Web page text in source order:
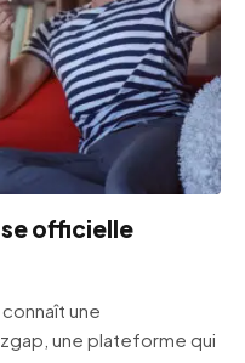
officielle
une
une plateforme qui